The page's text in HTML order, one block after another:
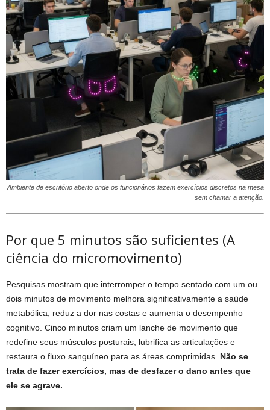
Ambiente de escritório aberto onde os funcionários fazem exercícios discretos na mesa
sem chamar a atenção.
Por que 5 minutos são suficientes (A
ciência do micromovimento)
Pesquisas mostram que interromper o tempo sentado com um ou
dois minutos de movimento melhora significativamente a saúde
metabólica, reduz a dor nas costas e aumenta o desempenho
cognitivo. Cinco minutos criam um lanche de movimento que
redefine seus músculos posturais, lubrifica as articulações e
restaura o fluxo sanguíneo para as áreas comprimidas. Não se
trata de fazer exercícios, mas de desfazer o dano antes que
ele se agrave.